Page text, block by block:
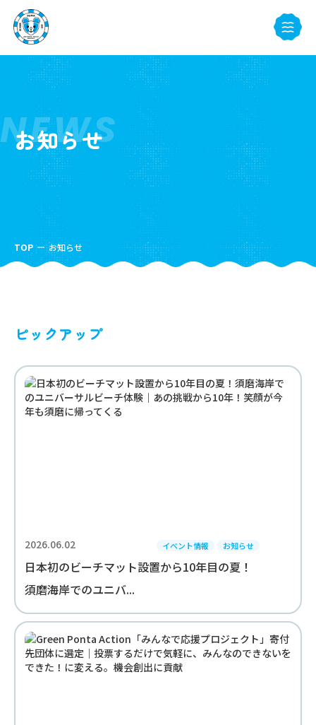
お知らせ
NEWS
TOP お知らせ
ピックアップ
2026.06.02 イベント情報 お知らせ
日本初のビーチマット設置から10年目の夏！
須磨海岸でのユニバ...